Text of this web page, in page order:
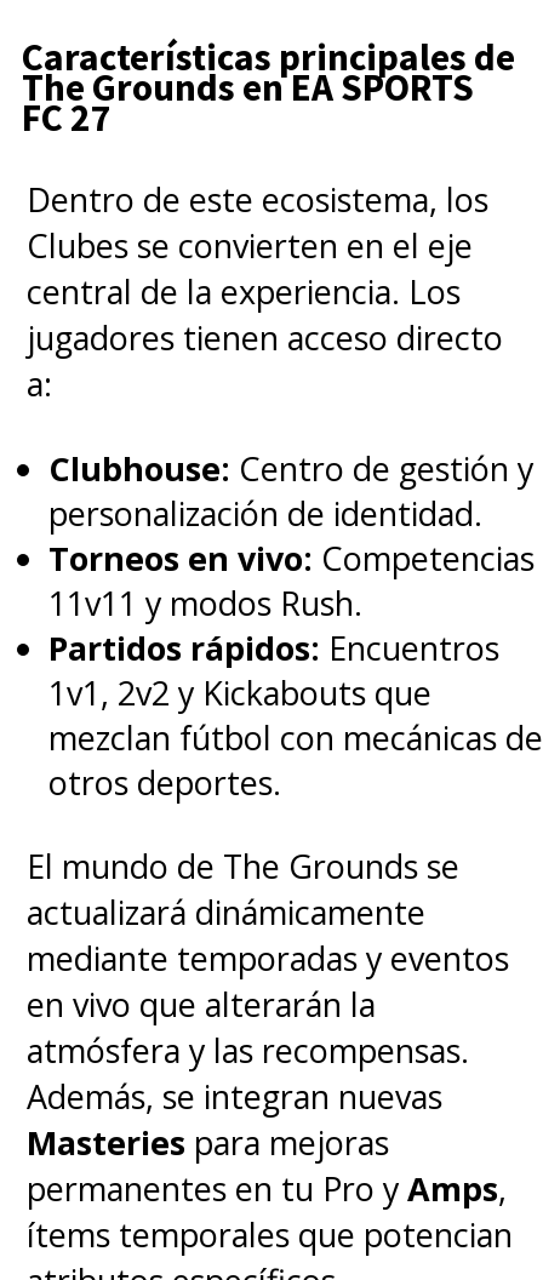
Características principales de
The Grounds en EA SPORTS
FC 27
Dentro de este ecosistema, los
Clubes se convierten en el eje
central de la experiencia. Los
jugadores tienen acceso directo
a:
Clubhouse: Centro de gestión y
personalización de identidad.
Torneos en vivo: Competencias
11v11 y modos Rush.
Partidos rápidos: Encuentros
1v1, 2v2 y Kickabouts que
mezclan fútbol con mecánicas de
otros deportes.
El mundo de The Grounds se
actualizará dinámicamente
mediante temporadas y eventos
en vivo que alterarán la
atmósfera y las recompensas.
Además, se integran nuevas
Masteries para mejoras
permanentes en tu Pro yAmps,
ítems temporales que potencian